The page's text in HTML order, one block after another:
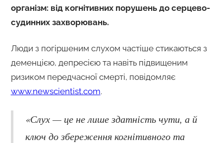
організм: від когнітивних порушень до серцево-
судинних захворювань.
Люди з погіршеним слухом частіше стикаються з
деменцією, депресією та навіть підвищеним
ризиком передчасної смерті, повідомляє
www.newscientist.com.
«Слух — це не лише здатність чути, а й
ключ до збереження когнітивного та